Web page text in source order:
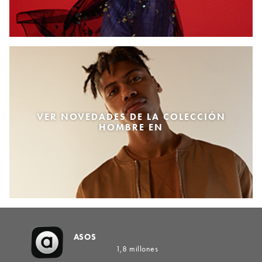
VER NOVEDADES DE LA COLECCIÓN
HOMBRE EN
ASOS
1,8 millones